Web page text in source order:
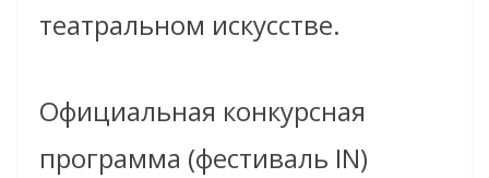
театральном искусстве.
Официальная конкурсная
программа (фестиваль IN)